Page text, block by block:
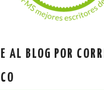
AL BLOG POR